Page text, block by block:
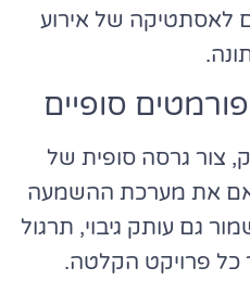
לאסתטיקה של אירוע
סופיים
צור גרסה סופית של
את מערכת ההשמעה
גם עותק גיבוי, תרגול
כל פרויקט הקלטה.